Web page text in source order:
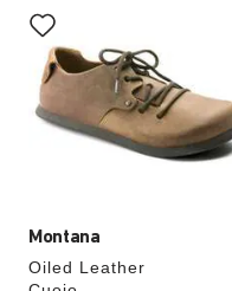
Montana
Oiled Leather
med
provfärger
kommer
uppdatera
produktbilden